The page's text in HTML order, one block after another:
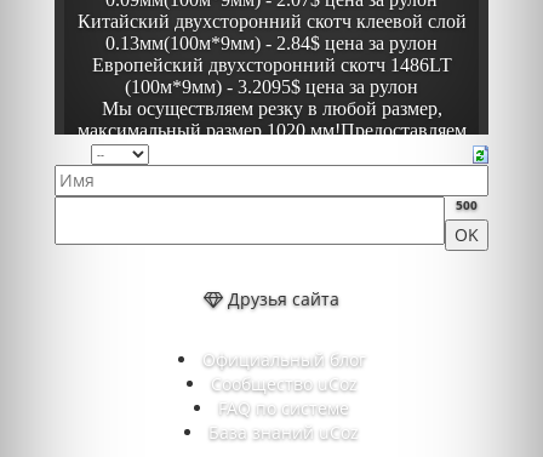
500
Друзья сайта
Официальный блог
Сообщество uCoz
FAQ по системе
База знаний uCoz